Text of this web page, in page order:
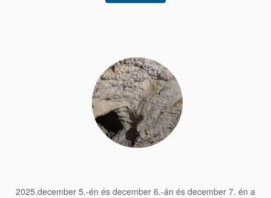
2025.december 5.-én és december 6.-án és december 7. én a